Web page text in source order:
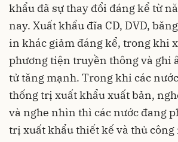
khẩu đã sự thay đổi đáng kể từ
nay. Xuất khẩu đĩa CD, DVD,
in khác giảm đáng kể, trong khi
phương tiện truyền thông và ghi
tử tăng mạnh. Trong khi các
thống trị xuất khẩu xuất bản,
và nghe nhìn thì các nước đang
trị xuất khẩu thiết kế và thủ công